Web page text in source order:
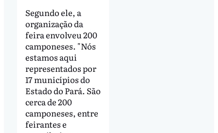
Segundo ele, a
organização da
feira envolveu 200
camponeses. "Nós
estamos aqui
representados por
17 municípios do
Estado do Pará. São
cerca de 200
camponeses, entre
feirantes e